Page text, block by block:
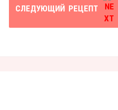
СЛЕДУЮЩИЙ РЕЦЕПТ